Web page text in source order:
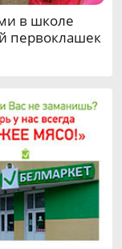
в школе
первоклашек